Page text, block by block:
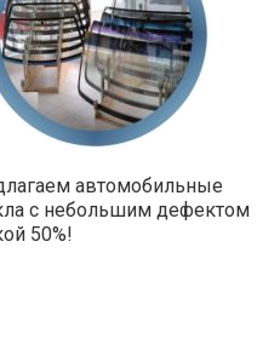
автомобильные
с небольшим дефектом
50%!